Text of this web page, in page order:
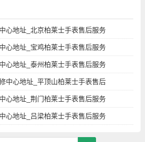
心地址_北京柏莱士手表售后服务
心地址_宝鸡柏莱士手表售后服务
心地址_泰州柏莱士手表售后服务
中心地址_平顶山柏莱士手表售后
心地址_荆门柏莱士手表售后服务
心地址_吕梁柏莱士手表售后服务